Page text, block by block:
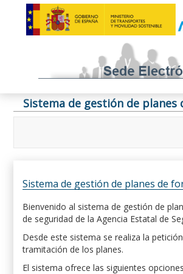
Sistema de gestión de planes
Sistema de gestión de planes de
Bienvenido al sistema de gestión de
de seguridad de la Agencia Estatal de
Desde este sistema se realiza la
tramitación de los planes.
El sistema ofrece las siguientes